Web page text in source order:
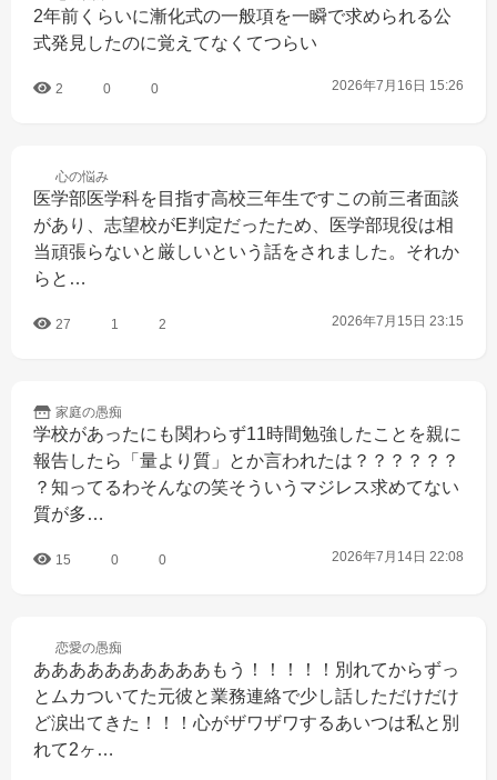
2年前くらいに漸化式の一般項を一瞬で求められる公
式発見したのに覚えてなくてつらい
2 0 0 2026年7月16日 15:26
心の悩み
医学部医学科を目指す高校三年生ですこの前三者面談
があり、志望校がE判定だったため、医学部現役は相
当頑張らないと厳しいという話をされました。それか
らと…
27 1 2 2026年7月15日 23:15
家庭の愚痴
学校があったにも関わらず11時間勉強したことを親に
報告したら「量より質」とか言われたは？？？？？？
？知ってるわそんなの笑そういうマジレス求めてない
質が多…
15 0 0 2026年7月14日 22:08
恋愛の愚痴
ああああああああああもう！！！！！別れてからずっ
とムカついてた元彼と業務連絡で少し話しただけだけ
ど涙出てきた！！！心がザワザワするあいつは私と別
れて2ヶ…